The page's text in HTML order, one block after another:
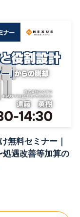
無料セミナー｜
遇改善等加算の